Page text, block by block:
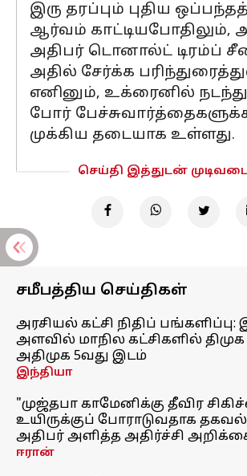
இரு தரப்பும் புதிய
ஆர்வம் காட்டியபோதிலும்,
அதிபர் டொனால்ட் டிரம்ப்
அதில் சேர்க்க
எனினும், உக்ரைனில்
போர்
முக்கிய தடையாக உள்ளது.
செய்தி இத்துடன்
சமீபத்திய செய்திகள்
அரசியல் கட்சி நிதிப் பங்களிப்பு:
அளவில் மாநில கட்சிகளில் திமுக
அதிமுக 5வது இடம்
இந்தியா
"முஜ்தபா காமேனிக்கு தீவிர
உயிருக்குப் போராடுவதாக
அதிபர் அளித்த அதிர்ச்சி
ஈரான்